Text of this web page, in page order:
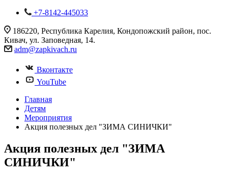
+7-8142-445033
186220, Республика Карелия, Кондопожский район, пос.
Кивач, ул. Заповедная, 14.
adm@zapkivach.ru
Вконтакте
YouTube
Главная
Детям
Мероприятия
Акция полезных дел "ЗИМА СИНИЧКИ"
Акция полезных дел "ЗИМА
СИНИЧКИ"